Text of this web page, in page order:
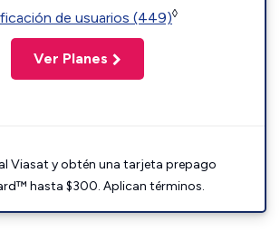
de usuarios (449)◊
Ver Planes
Viasat y obtén una tarjeta prepago
hasta $300. Aplican términos.